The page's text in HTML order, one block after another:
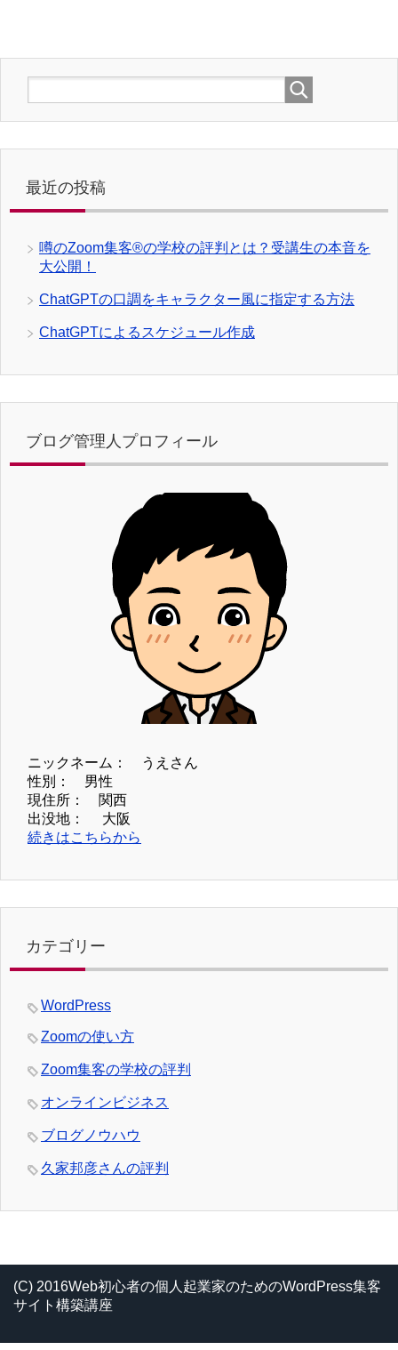
最近の投稿
噂のZoom集客®の学校の評判とは？受講生の本音を
大公開！
ChatGPTの口調をキャラクター風に指定する方法
ChatGPTによるスケジュール作成
ブログ管理人プロフィール
ニックネーム： うえさん
性別： 男性
現住所： 関西
出没地： 大阪
続きはこちらから
カテゴリー
WordPress
Zoomの使い方
Zoom集客の学校の評判
オンラインビジネス
ブログノウハウ
久家邦彦さんの評判
(C) 2016Web初心者の個人起業家のためのWordPress集客
サイト構築講座